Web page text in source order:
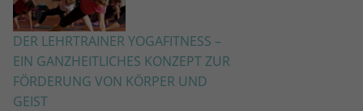
DER LEHRTRAINER YOGAFITNESS –
EIN GANZHEITLICHES KONZEPT ZUR
FÖRDERUNG VON KÖRPER UND
GEIST